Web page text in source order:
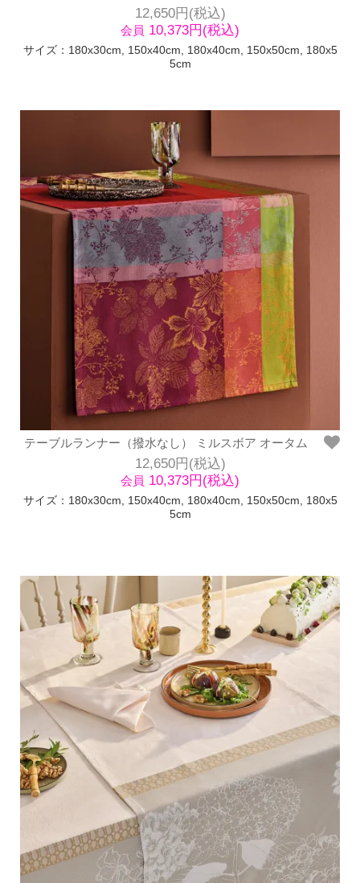
12,650円(税込)
会員 10,373円(税込)
サイズ：180x30cm, 150x40cm, 180x40cm, 150x50cm, 180x5
5cm
テーブルランナー（撥水なし） ミルスボア オータム
12,650円(税込)
会員 10,373円(税込)
サイズ：180x30cm, 150x40cm, 180x40cm, 150x50cm, 180x5
5cm